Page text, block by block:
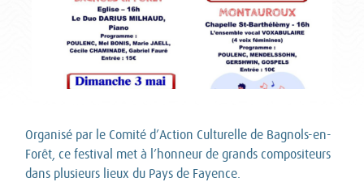
Organisé par le Comité d’Action Culturelle de Bagnols-en-
Forêt, ce festival met à l’honneur de grands compositeurs
dans plusieurs lieux du Pays de Fayence.